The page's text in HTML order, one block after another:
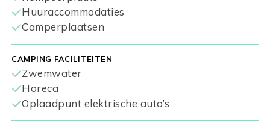
Huuraccommodaties
Camperplaatsen
CAMPING FACILITEITEN
Zwemwater
Horeca
Oplaadpunt elektrische auto’s